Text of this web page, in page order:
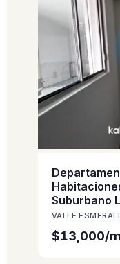
Suburbano
VALLE
$13,000/